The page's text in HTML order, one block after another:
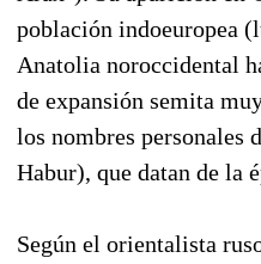
población indoeuropea
Anatolia noroccidental
de expansión semita
los nombres personales
Habur), que datan de la
Según el orientalista